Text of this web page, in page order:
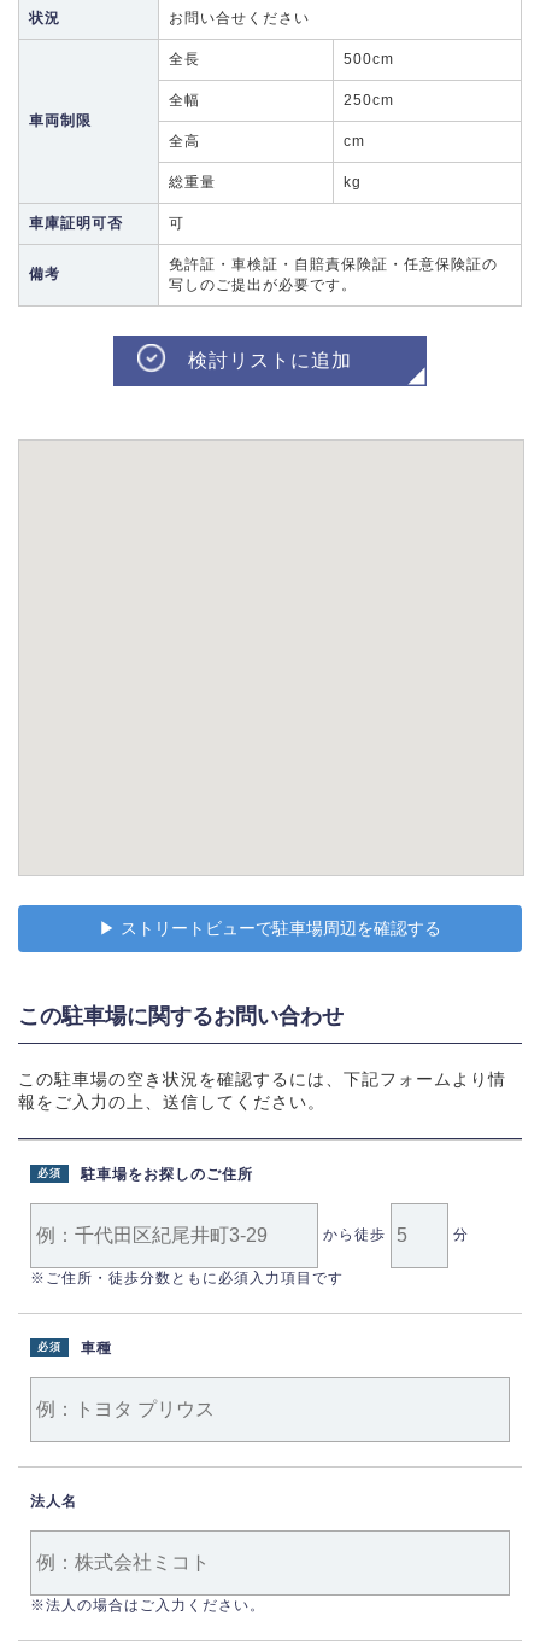
状況 お問い合せください
車両制限
全長 500cm
全幅 250cm
全高 cm
総重量 kg
車庫証明可否 可
備考
免許証・車検証・自賠責保険証・任意保険証の
写しのご提出が必要です。
検討リストに追加
▶︎ ストリートビューで駐車場周辺を確認する
この駐車場に関するお問い合わせ
この駐車場の空き状況を確認するには、下記フォームより情
報をご入力の上、送信してください。
駐車場をお探しのご住所
必須
から徒歩 分
※ご住所・徒歩分数ともに必須入力項目です
車種
必須
法人名
※法人の場合はご入力ください。